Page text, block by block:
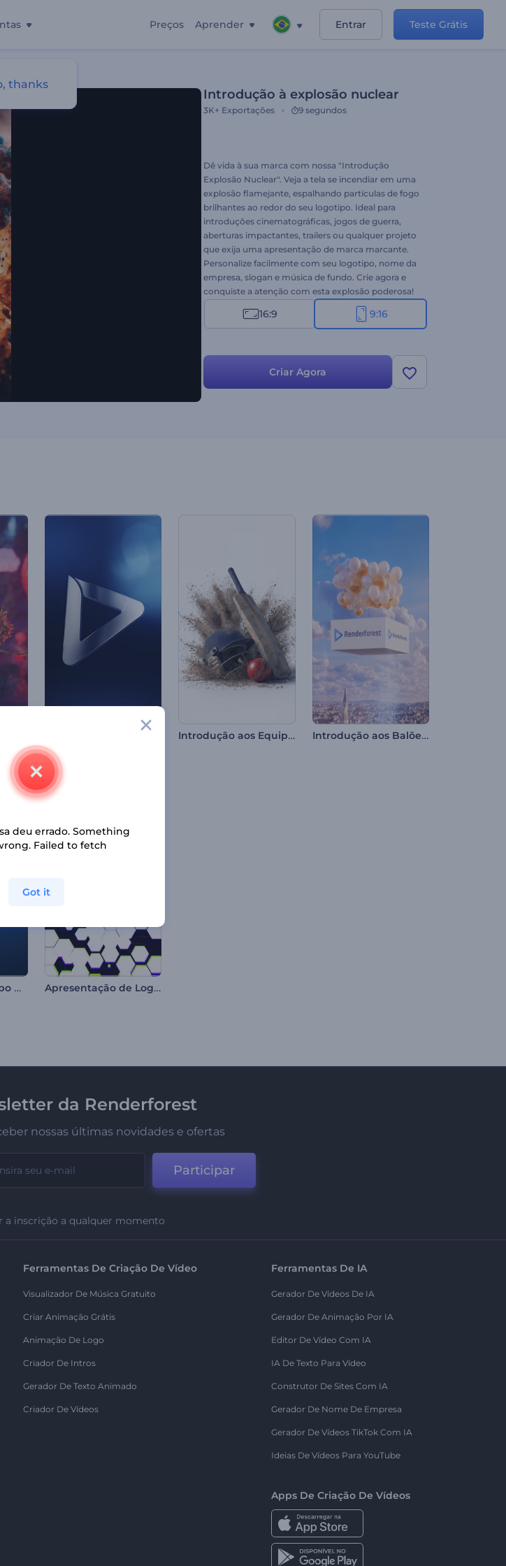
Preços Aprender Entrar Teste Grátis
Introdução à explosão nuclear
3K+ Exportações 9 segundos
Dê vida à sua marca com nossa "Introdução
Explosão Nuclear". Veja a tela se incendiar em uma
explosão flamejante, espalhando partículas de fogo
brilhantes ao redor do seu logotipo. Ideal para
introduções cinematográficas, jogos de guerra,
aberturas impactantes, trailers ou qualquer projeto
que exija uma apresentação de marca marcante.
Personalize facilmente com seu logotipo, nome da
empresa, slogan e música de fundo. Crie agora e
conquiste a atenção com esta explosão poderosa!
16:9 9:16
Criar Agora
Introdução aos Equipamentos de Críquete Introdução aos Balões Flutuantes
Animação Logotipo Globo Digital Apresentação de Logo - Pesquisa na Internet
da Renderforest
nossas últimas novidades e ofertas
Participar
a inscrição a qualquer momento
Ferramentas De Criação De Vídeo
Visualizador De Música Gratuito
Criar Animação Grátis
Animação De Logo
Criador De Intros
Gerador De Texto Animado
Criador De Vídeos
Ferramentas De IA
Gerador De Vídeos De IA
Gerador De Animação Por IA
Editor De Vídeo Com IA
IA De Texto Para Vídeo
Construtor De Sites Com IA
Gerador De Nome De Empresa
Gerador De Vídeos TikTok Com IA
Ideias De Vídeos Para YouTube
Apps De Criação De Vídeos
thanks
deu errado. Something
Failed to fetch
Got it